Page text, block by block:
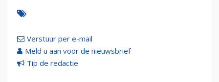
Verstuur per e-mail
Meld u aan voor de nieuwsbrief
Tip de redactie